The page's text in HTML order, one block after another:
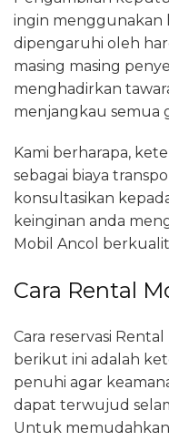
ingin menggunakan
dipengaruhi oleh
masing masing
menghadirkan
menjangkau semua
Kami berharapa,
sebagai biaya
konsultasikan
keinginan anda
Mobil Ancol
Cara Rental
Cara reservasi
berikut ini adalah
penuhi agar
dapat terwujud
Untuk